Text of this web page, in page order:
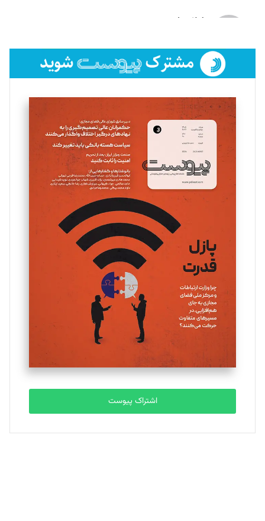
لیلا حنارود
فائزه فتحی رستمی
تحریریه
سروش کرمیان
تحریریه
مینا پاکدل
یسنا امان‌پور
تحریریه
ملینا جعفری
تحریریه
مصطفی مسجدی آرانی
تحریریه
بابک نقاش
تحریریه
اشتراک پیوست